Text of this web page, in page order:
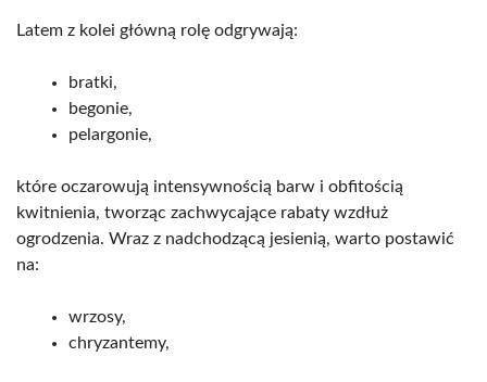
Latem z kolei główną rolę odgrywają:
bratki,
begonie,
pelargonie,
które oczarowują intensywnością barw i obfitością
kwitnienia, tworząc zachwycające rabaty wzdłuż
ogrodzenia. Wraz z nadchodzącą jesienią, warto postawić
na:
wrzosy,
chryzantemy,